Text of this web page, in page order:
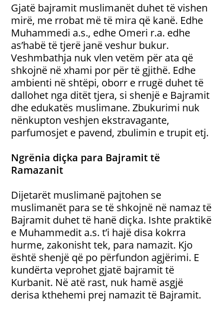
Gjatë bajramit muslimanët duhet të vishen
mirë, me rrobat më të mira që kanë. Edhe
Muhammedi a.s., edhe Omeri r.a. edhe
as’habë të tjerë janë veshur bukur.
Veshmbathja nuk vlen vetëm për ata që
shkojnë në xhami por për të gjithë. Edhe
ambienti në shtëpi, oborr e rrugë duhet të
dallohet nga ditët tjera, si shenjë e Bajramit
dhe edukatës muslimane. Zbukurimi nuk
nënkupton veshjen ekstravagante,
parfumosjet e pavend, zbulimin e trupit etj.
Ngrënia diçka para Bajramit të
Ramazanit
Dijetarët muslimanë pajtohen se
muslimanët para se të shkojnë në namaz të
Bajramit duhet të hanë diçka. Ishte praktikë
e Muhammedit a.s. t’i hajë disa kokrra
hurme, zakonisht tek, para namazit. Kjo
është shenjë që po përfundon agjërimi. E
kundërta veprohet gjatë bajramit të
Kurbanit. Në atë rast, nuk hamë asgjë
derisa kthehemi prej namazit të Bajramit.